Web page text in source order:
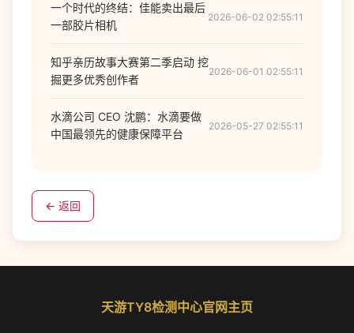
一个时代的终结：佳能卖出最后
一部胶片相机
2026-06-02 02:55:11
知乎亲历故事大赛第二季启动 挖
掘更多优秀创作者
2026-06-01 02:55:11
水滴公司 CEO 沈鹏：水滴要做
中国最领先的健康保障平台
2026-05-27 02:55:11
← 返回
天游TY8检测中心官网主页